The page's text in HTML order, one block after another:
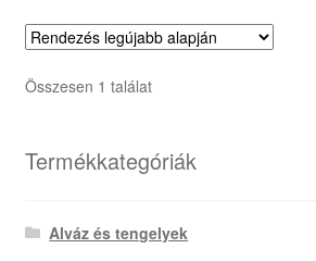
Összesen 1 találat
Termékkategóriák
Alváz és tengelyek